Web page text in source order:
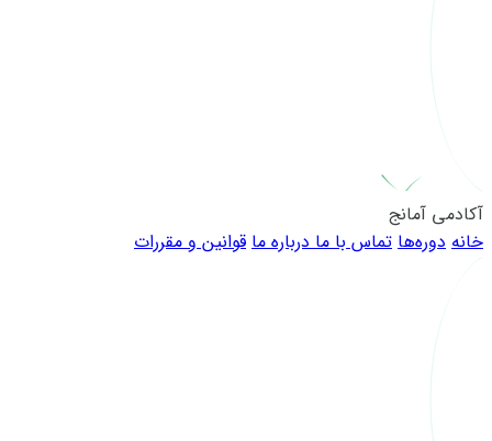
آکادمی آمانج
خانه دوره‌ها تماس با مادرباره ما قوانین و مقررات